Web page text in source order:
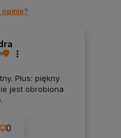
opinie?
Plus: piękny
jest obrobiona
0